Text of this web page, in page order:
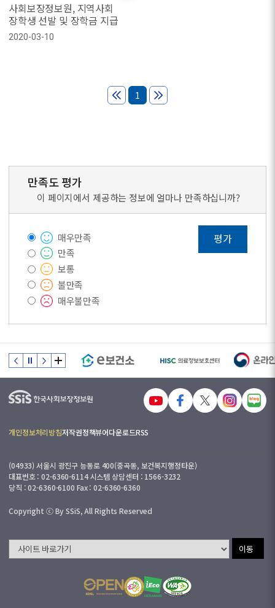
사회보장정보원, 지역사회
장학생 선발 및 장학금 지급
2020-03-10
1
만족도 평가
이 페이지에서 제공하는 정보에 얼마나 만족하십니까?
매우만족
만족
보통
불만족
매우불만족
평가
개인정보처리방침저작권정책뷰어다운로드RSS
(04933) 서울시 광진구 능동로 400(중곡동, 보건복지행정타운)
대표번호 : 02-6360-6114 시스템 상담센터 : 1566-3232
당직 : 02-6360-6100 Fax : 02-6360-6360
Copyright ⓒ By SSiS, All Rights Reserved
이동